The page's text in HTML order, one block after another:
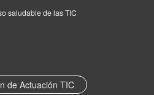
saludable de las TIC
de Actuación TIC